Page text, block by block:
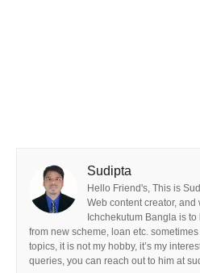
Sudipta
Hello Friend's, This is
Web content creator, and
Ichchekutum Bangla is
from new scheme, loan etc.
topics, it is not my hobby, it’s my
queries, you can reach out to him at